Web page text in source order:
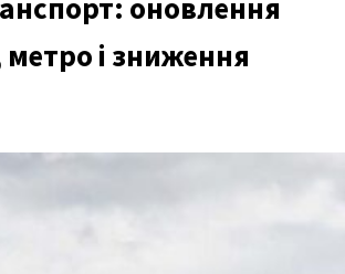
оновлення
метро і зниження